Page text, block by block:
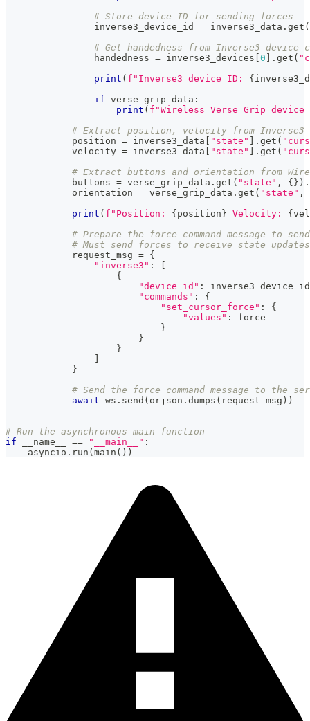
# Store device ID for sending forces
                inverse3_device_id
= inverse3_data . get (
# Get handedness from Inverse3
                handedness
= inverse3_devices 0 . get (
print ( f"Inverse3 device ID: {
if verse_grip_data :
print ( f"Wireless Verse Grip
# Extract position, velocity from Inverse3
            position
= inverse3_data "state" . get (
            velocity
= inverse3_data "state" . get (
# Extract buttons and orientation from
            buttons
= verse_grip_data . get ( "state" , { } ) .
            orientation
= verse_grip_data . get ( "state" ,
print ( f"Position: { position } Velocity: {
# Prepare the force command message to send
# Must send forces to receive state
            request_msg
= {
"inverse3" :
{
"device_id" :
inverse3_device_id
"commands" :
{
"set_cursor_force" :
{
"values" :
force
}
}
}
}
# Send the force command message to the
await ws . send ( orjson . dumps ( request_msg ) )
# Run the asynchronous main function
if __name__ == "__main__" :
    asyncio
. run ( main ( ) )